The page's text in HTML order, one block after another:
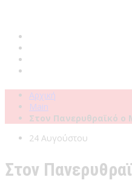
Αρχική
Main
Στον Πανερυθραϊκό ο
24 Αυγούστου
Στον